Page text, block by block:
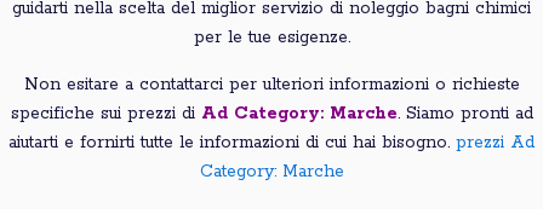
guidarti nella scelta del miglior servizio di noleggio bagni chimici
per le tue esigenze.
Non esitare a contattarci per ulteriori informazioni o richieste
specifiche sui prezzi di Ad Category: Marche. Siamo pronti ad
aiutarti e fornirti tutte le informazioni di cui hai bisogno. prezzi Ad
Category: Marche